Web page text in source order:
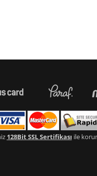
128Bit SSL Sertifikası ile